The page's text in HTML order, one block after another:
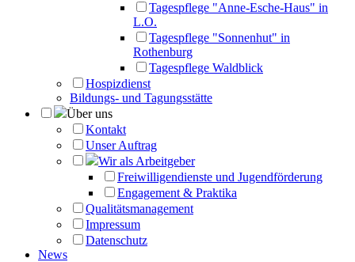
Tagespflege "Anne-Esche-Haus" in
L.O.
Tagespflege "Sonnenhut" in
Rothenburg
Tagespflege Waldblick
Hospizdienst
Bildungs- und Tagungsstätte
Über uns
Kontakt
Unser Auftrag
Wir als Arbeitgeber
Freiwilligendienste und Jugendförderung
Engagement & Praktika
Qualitätsmanagement
Impressum
Datenschutz
News